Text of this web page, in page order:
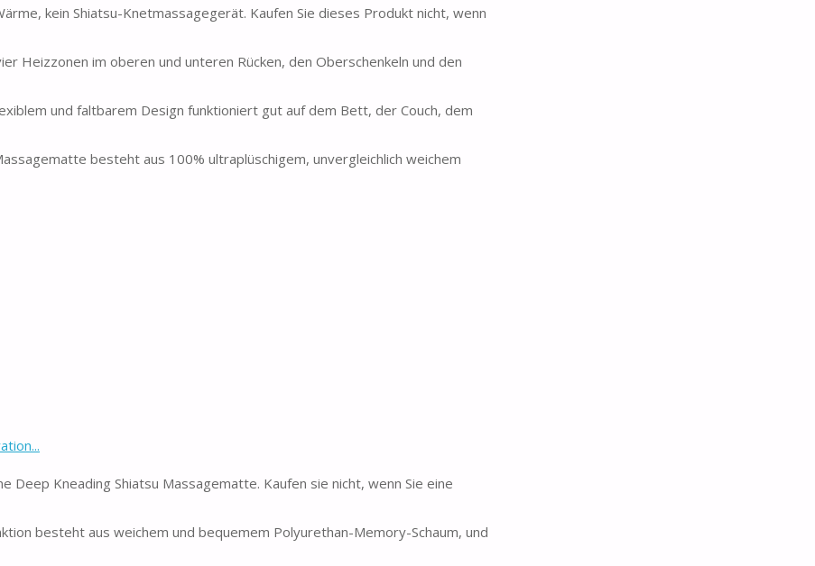
kein Shiatsu-Knetmassagegerät. Kaufen Sie dieses Produkt nicht, wenn
Heizzonen im oberen und unteren Rücken, den Oberschenkeln und den
und faltbarem Design funktioniert gut auf dem Bett, der Couch, dem
besteht aus 100% ultraplüschigem, unvergleichlich weichem
Kneading Shiatsu Massagematte. Kaufen sie nicht, wenn Sie eine
besteht aus weichem und bequemem Polyurethan-Memory-Schaum, und